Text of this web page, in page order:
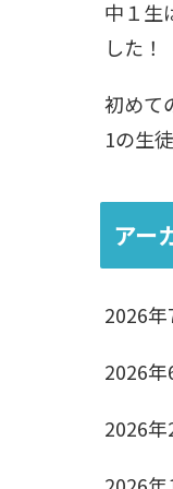
中１生
した！
初めて
1の生
アー
2026年
2026年
2026年